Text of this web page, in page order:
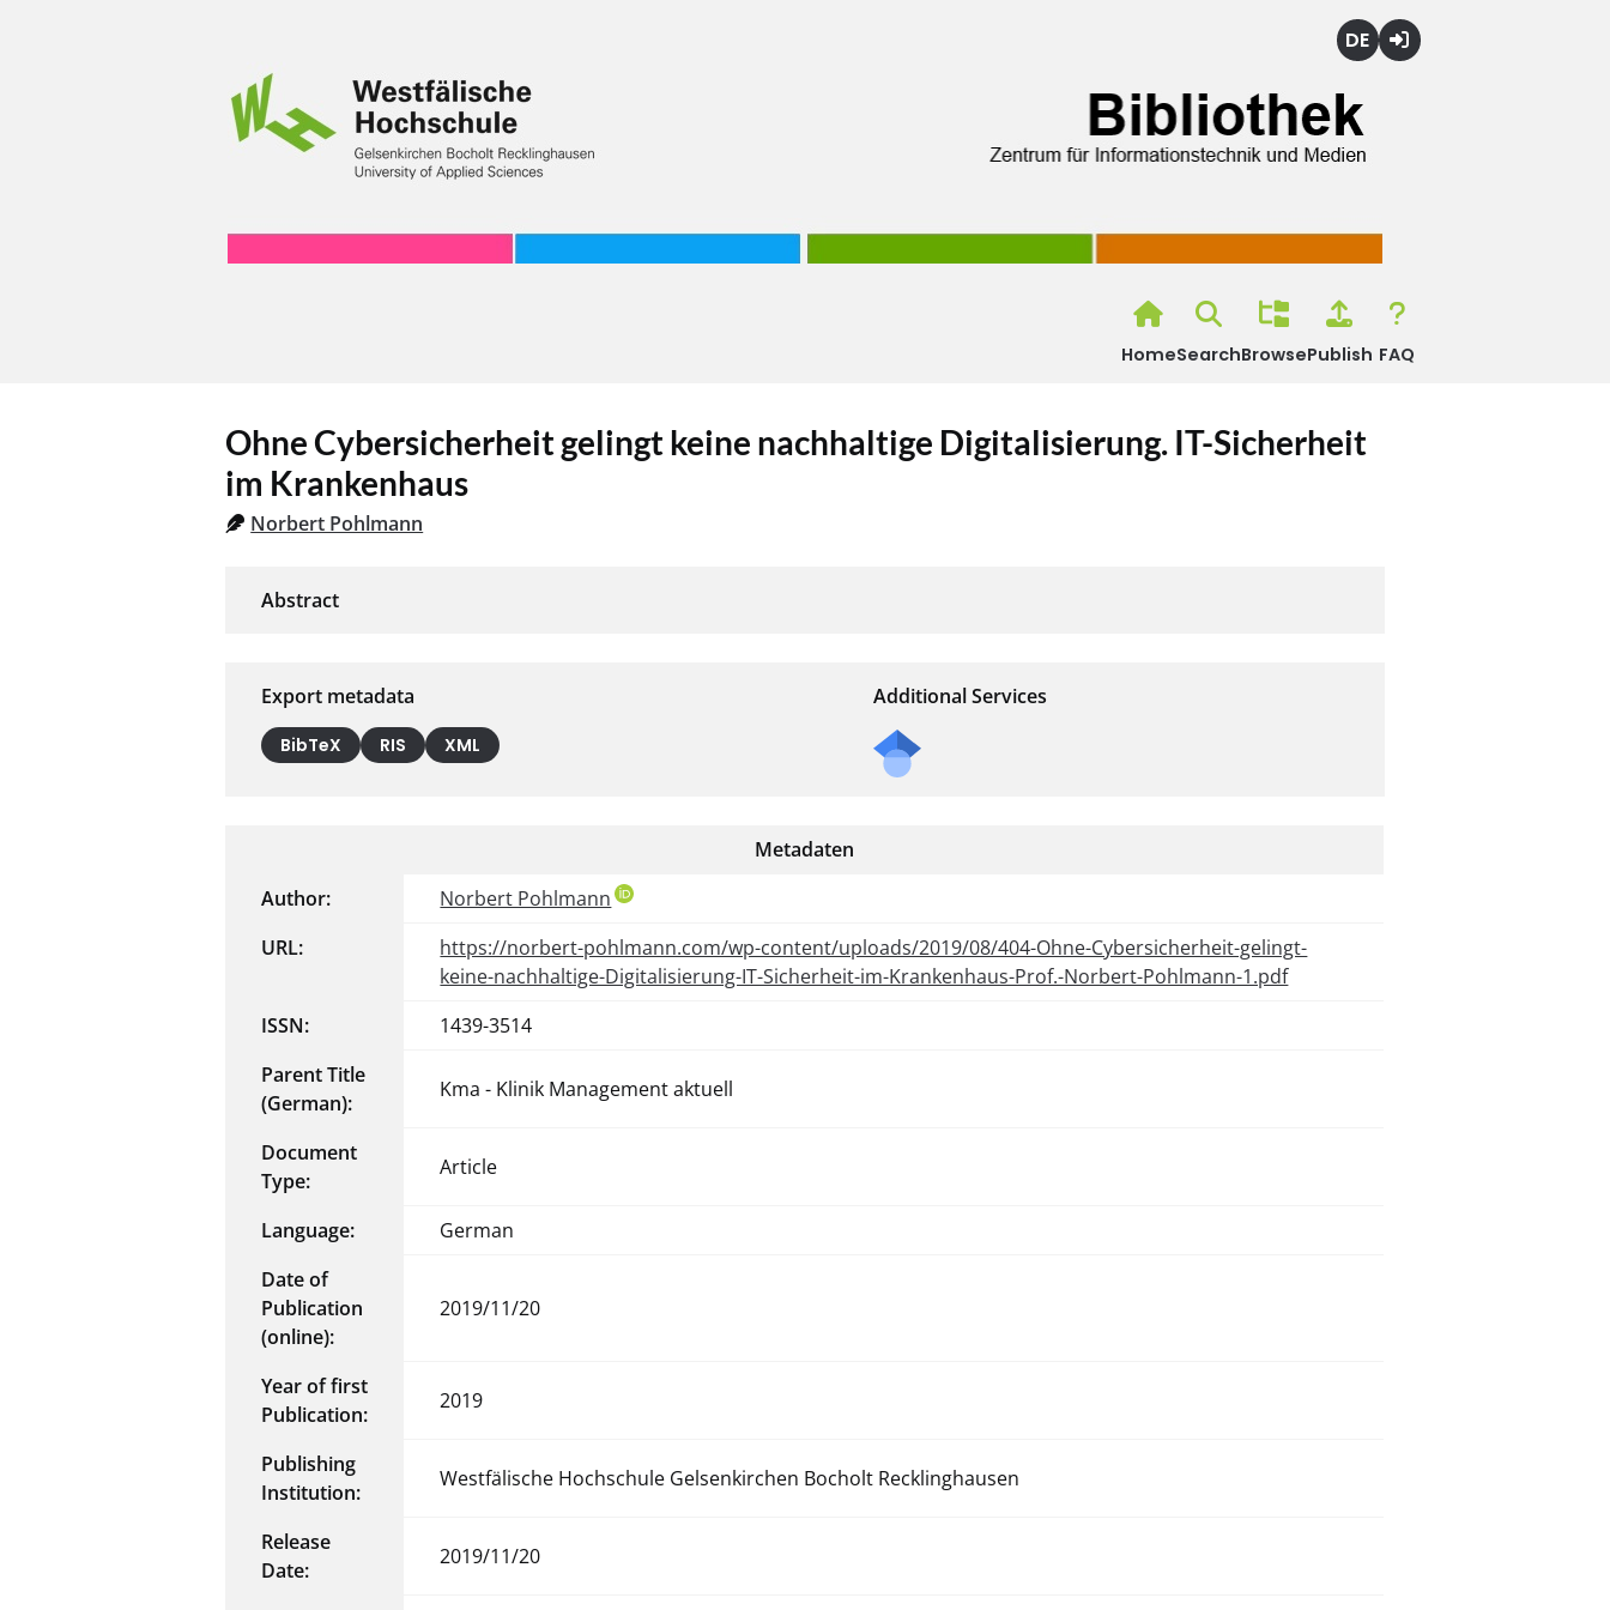
HomeSearchBrowsePublish FAQ
Ohne Cybersicherheit gelingt keine nachhaltige Digitalisierung. IT-Sicherheit
im Krankenhaus
Norbert Pohlmann
Export metadata
BibTeX RIS XML
Additional Services
Metadaten
Author:
Norbert Pohlmann
URL:
https://norbert-pohlmann.com/wp-content/uploads/2019/08/404-Ohne-Cybersicherheit-gelingt-
keine-nachhaltige-Digitalisierung-IT-Sicherheit-im-Krankenhaus-Prof.-Norbert-Pohlmann-1.pdf
ISSN:
1439-3514
Parent Title
(German):
Kma - Klinik Management aktuell
Document
Type:
Article
Language:
German
Date of
Publication
(online):
2019/11/20
Year of first
Publication:
2019
Publishing
Institution:
Westfälische Hochschule Gelsenkirchen Bocholt Recklinghausen
Release
Date:
2019/11/20